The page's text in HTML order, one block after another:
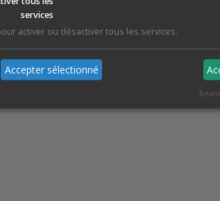
régulièrement des étudiants et des
de la génomique végétale, dans le
services
activer ou désactiver tous les services.
Accepter sélectionné